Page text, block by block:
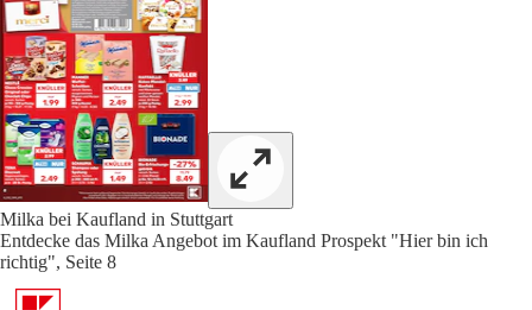
Milka bei Kaufland in Stuttgart
Entdecke das Milka Angebot im Kaufland Prospekt "Hier bin ich
richtig", Seite 8